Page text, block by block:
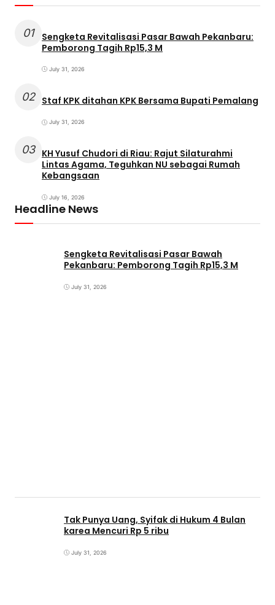
01
Sengketa Revitalisasi Pasar Bawah Pekanbaru:
Pemborong Tagih Rp15,3 M
July 31, 2026
02 Staf KPK ditahan KPK Bersama Bupati Pemalang
July 31, 2026
03 KH Yusuf Chudori di Riau: Rajut Silaturahmi
Lintas Agama, Teguhkan NU sebagai Rumah
Kebangsaan
July 16, 2026
Headline News
Sengketa Revitalisasi Pasar Bawah
Pekanbaru: Pemborong Tagih Rp15,3 M
July 31, 2026
Tak Punya Uang, Syifak di Hukum 4 Bulan
karea Mencuri Rp 5 ribu
July 31, 2026